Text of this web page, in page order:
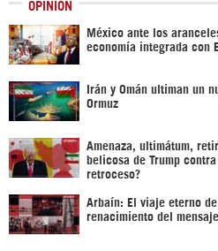
OPINIÓN
México ante los
economía integrada con
Irán y Omán ultiman un
Ormuz
Amenaza, ultimátum,
belicosa de Trump
retroceso?
Arbaín: El viaje eterno
renacimiento del